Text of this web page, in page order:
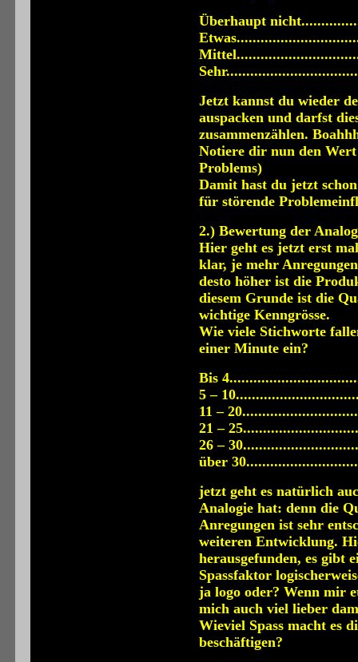
Überhaupt
Jetzt kannst du wieder
auspacken und darfst
zusammenzählen.
Notiere dir nun den
Problems)
Damit hast du jetzt
für störende
2.) Bewertung der
Hier geht es jetzt erst
klar, je mehr
desto höher ist die
diesem Grunde ist die
wichtige Kenngrösse.
Wie viele Stichworte
einer Minute ein?
Bis
5 –
11 –
21 –
26 –
über
jetzt geht es natürlich
Analogie hat: denn die
Anregungen ist sehr
weiteren Entwicklung.
herausgefunden, es gibt
Spassfaktor
ja logo oder? Wenn mir
mich auch viel lieber
Wieviel Spass macht es
beschäftigen?